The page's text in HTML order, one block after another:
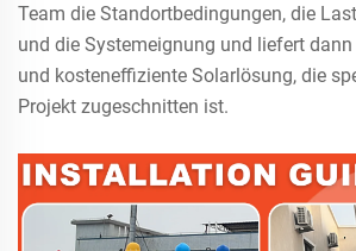
Team die Standortbedingungen, die
und die Systemeignung und liefert
und kosteneffiziente Solarlösung, die
Projekt zugeschnitten ist.